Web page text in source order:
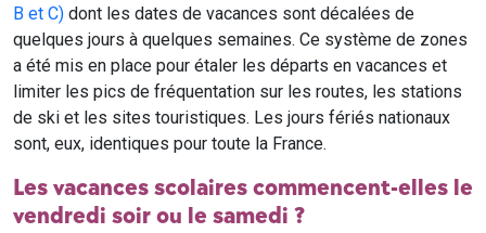
B et C) dont les dates de vacances sont décalées de
quelques jours à quelques semaines. Ce système de zones
a été mis en place pour étaler les départs en vacances et
limiter les pics de fréquentation sur les routes, les stations
de ski et les sites touristiques. Les jours fériés nationaux
sont, eux, identiques pour toute la France.
Les vacances scolaires commencent-elles le
vendredi soir ou le samedi ?